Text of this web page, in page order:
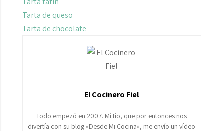
Tarta de queso
Tarta de chocolate
El Cocinero Fiel
Todo empezó en 2007. Mi tío, que por entonces nos
divertía con su blog «Desde Mi Cocina», me envío un vídeo